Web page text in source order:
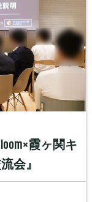
霞ヶ関キ
会』